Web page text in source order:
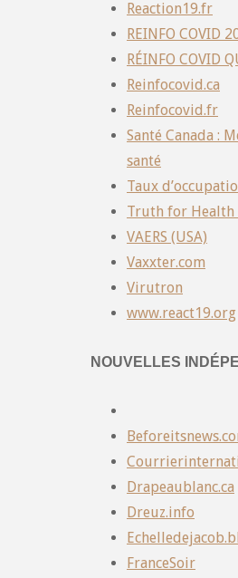
Reaction19.fr
REINFO COVID
RÉINFO COVID
Reinfocovid.ca
Reinfocovid.fr
Santé Canada :
santé
Taux
Truth for Health
VAERS (USA)
Vaxxter.com
Virutron
www.react19.org
NOUVELLES
Drapeaublanc.ca
Dreuz.info
FranceSoir